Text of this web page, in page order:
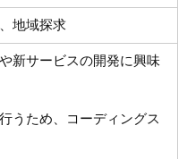
地域探求
新サービスの開発に興味
うため、コーディングス